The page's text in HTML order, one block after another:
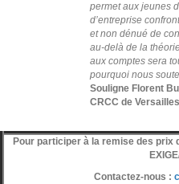
permet aux jeunes
d’entreprise
et non dénué de
au-delà de la
aux comptes sera
pourquoi nous
Souligne Florent
CRCC de
Pour participer à la remise des prix
Contactez-nous :